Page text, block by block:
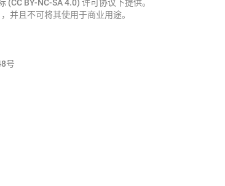
(CC BY-NC-SA 4.0) 许可协议下提供。
并且不可将其使用于商业用途。
号